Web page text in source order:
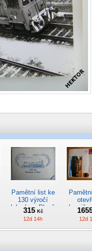
Pamětní list ke
130 výročí
lokodepa Plzeň
*2963
315 Kč
12d 14h 12d